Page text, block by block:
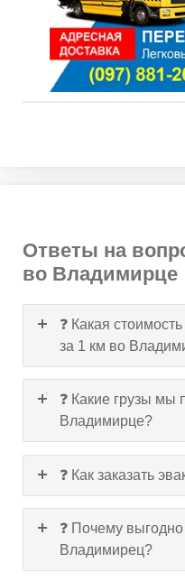
Ответы на
во Владимирце
❓ Какая
за 1 км во
❓ Какие грузы мы
Владимирце?
❓ Как заказать
❓ Почему выгодно
Владимирец?